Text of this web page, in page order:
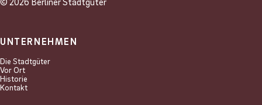
UNTERNEHMEN
Die Stadtgüter
Vor Ort
Historie
Kontakt